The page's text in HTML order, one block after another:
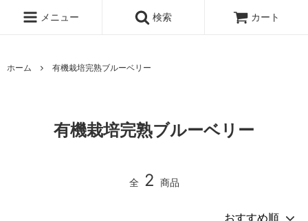
メニュー 検索 カート
ホーム 有機栽培完熟ブルーベリー
有機栽培完熟ブルーベリー
全 2 商品